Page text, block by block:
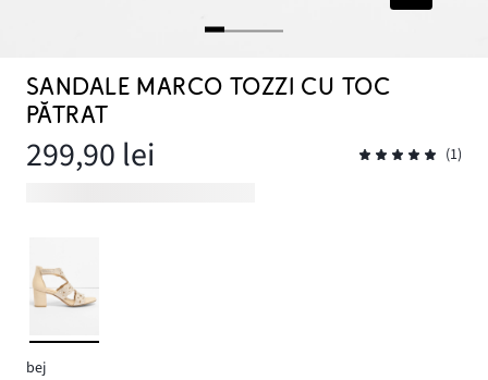
SANDALE MARCO TOZZI CU TOC
PĂTRAT
299,90 lei (1)
bej